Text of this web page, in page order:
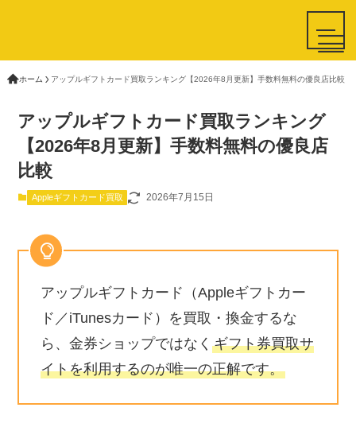
HOME
ご利用規約
個人情報保護方針
お問い合わせ
ホーム アップルギフトカード買取ランキング【2026年8月更新】手数料無料の優良店比較
アップルギフトカード買取ランキング
【2026年8月更新】手数料無料の優良店
比較
Appleギフトカード買取 2026年7月15日
アップルギフトカード（Appleギフトカー
ド／iTunesカード）を買取・換金するな
ら、金券ショップではなくギフト券買取サ
イトを利用するのが唯一の正解です。